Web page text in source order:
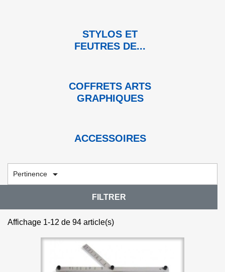
STYLOS ET
FEUTRES DE...
COFFRETS ARTS
GRAPHIQUES
ACCESSOIRES
Pertinence 
FILTRER
Affichage 1-12 de 94 article(s)